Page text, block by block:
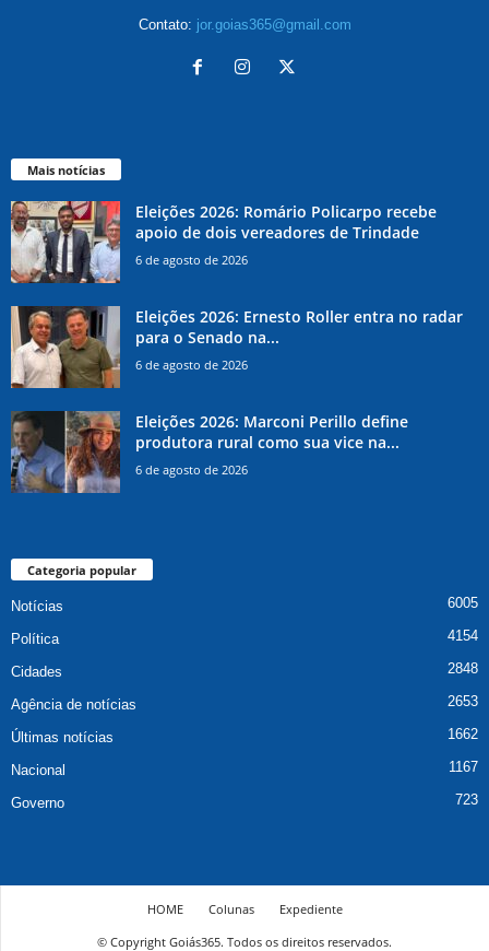
Contato: jor.goias365@gmail.com
Mais notícias
Eleições 2026: Romário Policarpo recebe
apoio de dois vereadores de Trindade
6 de agosto de 2026
Eleições 2026: Ernesto Roller entra no radar
para o Senado na...
6 de agosto de 2026
Eleições 2026: Marconi Perillo define
produtora rural como sua vice na...
6 de agosto de 2026
Categoria popular
Notícias 6005
Política 4154
Cidades 2848
Agência de notícias 2653
Últimas notícias 1662
Nacional 1167
Governo 723
HOME Colunas
Expediente
© Copyright Goiás365. Todos os direitos reservados.